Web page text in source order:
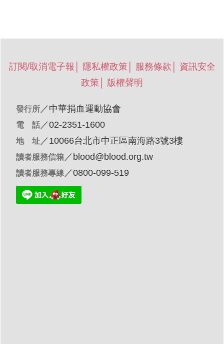
訂閱/取消電子報 隱私權政策 服務條款
資訊安全
政策
版權聲明
發行所 ／ 中華捐血運動協會
電 話 ／02-2351-1600
地 址 ／10066台北市中正區南海路3號3樓
讀者服務信箱 ／ blood@blood.org.tw
讀者服務專線 ／0800-099-519